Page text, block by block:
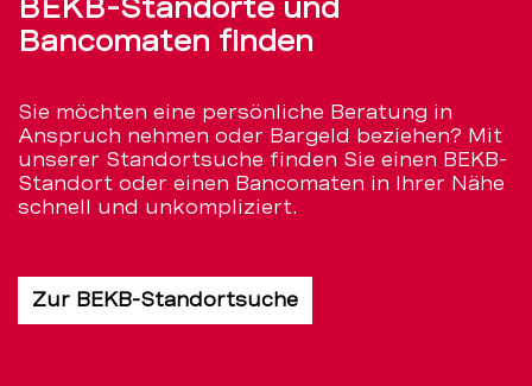
BEKB-Standorte und
Bancomaten finden
Sie möchten eine persönliche Beratung in
Anspruch nehmen oder Bargeld beziehen? Mit
unserer Standortsuche finden Sie einen BEKB-
Standort oder einen Bancomaten in Ihrer Nähe
schnell und unkompliziert.
Zur BEKB-Standortsuche